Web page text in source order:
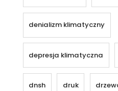
denializm klimatyczny
depresja klimatyczna
dnsh druk